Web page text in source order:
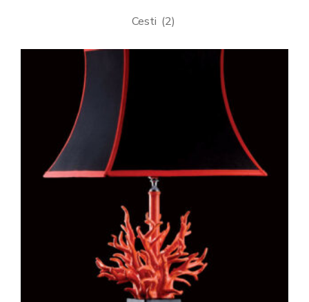
Cesti (2)